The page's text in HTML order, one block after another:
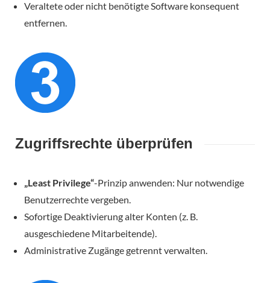
Veraltete oder nicht benötigte Software konsequent
entfernen.
Zugriffsrechte überprüfen
„Least Privilege“-Prinzip anwenden: Nur notwendige
Benutzerrechte vergeben.
Sofortige Deaktivierung alter Konten (z. B.
ausgeschiedene Mitarbeitende).
Administrative Zugänge getrennt verwalten.